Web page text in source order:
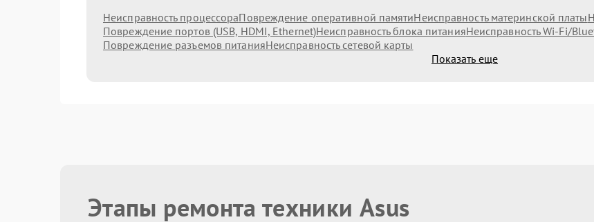
Неисправность процессораПовреждение оперативной памятиНеисправность материнской платы
Повреждение портов (USB, HDMI, Ethernet)Неисправность блока питанияНеисправность Wi-Fi/
Повреждение разъемов питанияНеисправность сетевой карты
Показать еще
Этапы ремонта техники Asus